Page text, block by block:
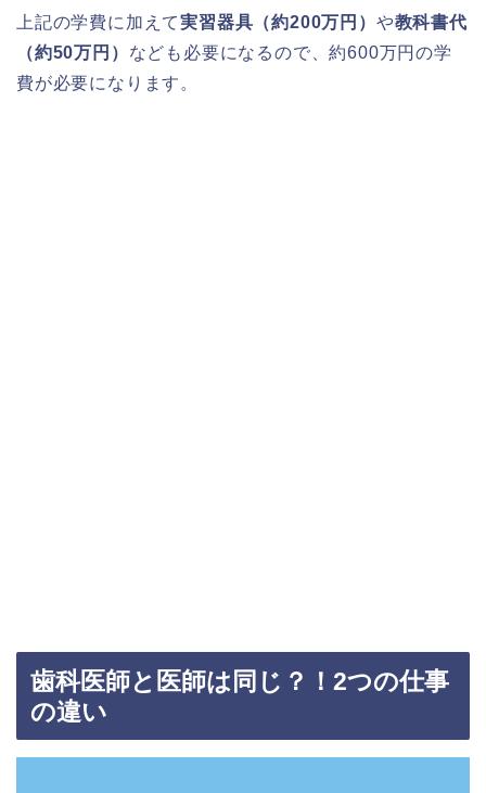
上記の学費に加えて実習器具（約200万円） や教科書代
（約50万円） なども必要になるので、約600万円の学
費が必要になります。
歯科医師と医師は同じ？！2つの仕事
の違い